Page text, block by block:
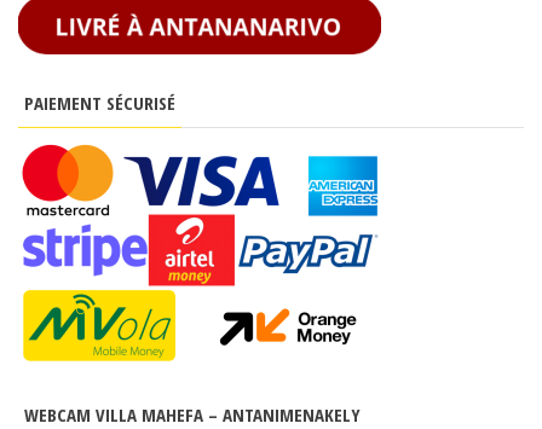
PAIEMENT SÉCURISÉ
WEBCAM VILLA MAHEFA – ANTANIMENAKELY